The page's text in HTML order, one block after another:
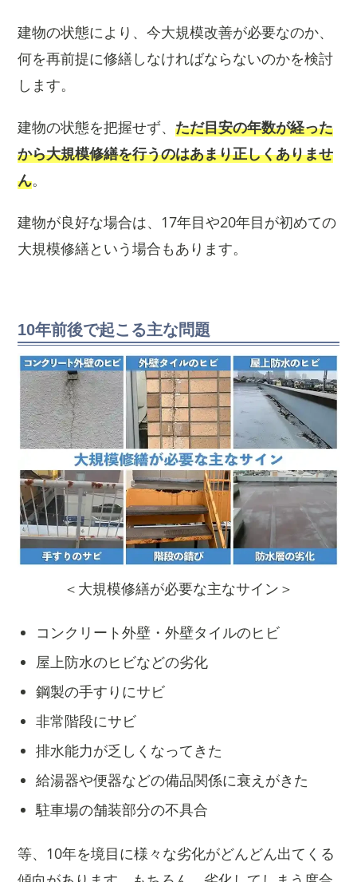
建物の状態により、今大規模改善が必要なのか、
何を再前提に修繕しなければならないのかを検討
します。
建物の状態を把握せず、 ただ目安の年数が経った
から大規模修繕を行うのはあまり正しくありませ
ん。
建物が良好な場合は、17年目や20年目が初めての
大規模修繕という場合もあります。
10年前後で起こる主な問題
＜大規模修繕が必要な主なサイン＞
コンクリート外壁・外壁タイルのヒビ
屋上防水のヒビなどの劣化
鋼製の手すりにサビ
非常階段にサビ
排水能力が乏しくなってきた
給湯器や便器などの備品関係に衰えがきた
駐車場の舗装部分の不具合
等、10年を境目に様々な劣化がどんどん出てくる